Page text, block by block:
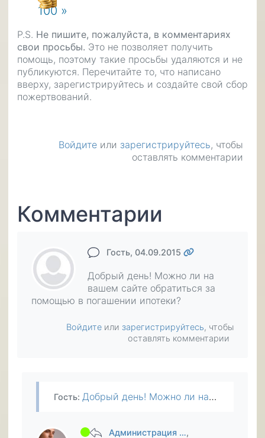
100 »
P.S. Не пишите, пожалуйста, в комментариях
свои просьбы. Это не позволяет получить
помощь, поэтому такие просьбы удаляются и не
публикуются. Перечитайте то, что написано
вверху, зарегистрируйтесь и создайте свой сбор
пожертвований.
Войдите или зарегистрируйтесь, чтобы
оставлять комментарии
Комментарии
Гость, 04.09.2015
Добрый день! Можно ли на
вашем сайте обратиться за
помощью в погашении ипотеки?
Войдите или зарегистрируйтесь, чтобы
оставлять комментарии
Гость: Добрый день! Можно ли на вашем сайте обратиться за помощью в погашении ипотеки?
Администрация …,